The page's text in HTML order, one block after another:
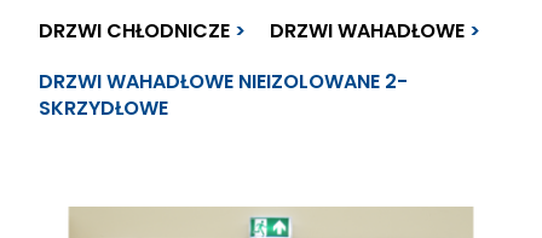
DRZWI CHŁODNICZE
DRZWI WAHADŁOWE
DRZWI WAHADŁOWE NIEIZOLOWANE 2-
SKRZYDŁOWE